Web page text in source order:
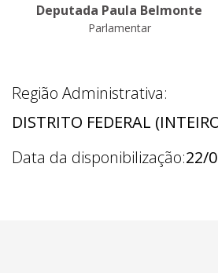
Deputada Paula Belmonte
Parlamentar
Região Administrativa:
DISTRITO FEDERAL
Data da disponibilização:22/